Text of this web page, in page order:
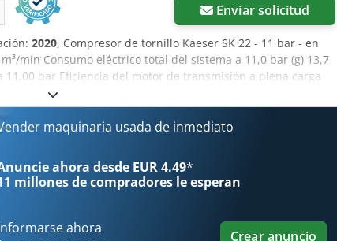
Enviar solicitud
2020, Compresor de tornillo Kaeser SK 22 - 11 bar - en
min Consumo eléctrico total del sistema a 11,0 bar (g) 13,7
11,00 bar Eficiencia del motor de transmisión a plena carga
IE3 Potencia nominal del motor de transmisión 11,0
1/min Grado de protección del motor de transmisión IP 55
del aire comprimido a la salida, por encima de la
relativa) 6 K Nivel de presión sonora 66 dB(A) Caudal
de aire comprimido G 1 Capacidad de aceite de
Compresor SIGMA FLUID MOL Dimensiones (ancho x
mm Peso 312 kg Ubicación: disponible en el almacén 54634
maquinaria usada de inmediato
ahora desde EUR 4.49*
millones de compradores le esperan
ahora
Crear anuncio